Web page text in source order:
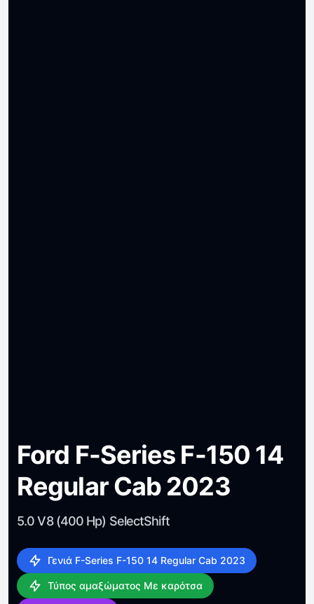
Ford F-Series F-150 14
Regular Cab 2023
5.0 V8 (400 Hp) SelectShift
Γενιά F-Series F-150 14 Regular Cab 2023
Τύπος αμαξώματος Με καρότσα